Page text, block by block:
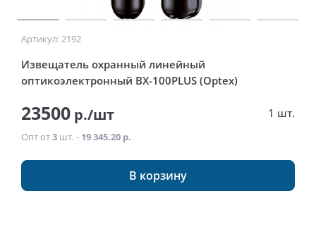
Артикул: 2192
Извещатель охранный линейный
оптикоэлектронный BX-100PLUS (Optex)
23500 р./шт 1 шт.
Опт от3 шт. - 19 345.20 р.
В корзину